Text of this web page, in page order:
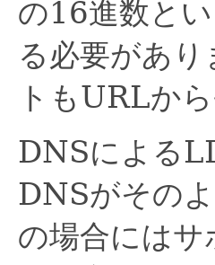
の16進数と
る必要があり
トもURLか
DNSによる
DNSがその
の場合には